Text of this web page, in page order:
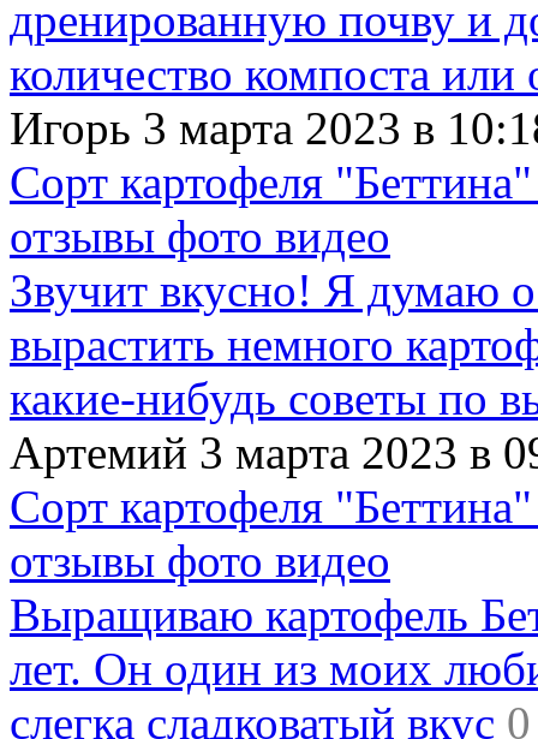
дренированную почву и
количество компоста
Игорь 3 марта 2023 в
Сорт картофеля
отзывы фото видео
Звучит вкусно! Я думаю
вырастить немного
какие-нибудь советы по
Артемий 3 марта 2023 в
Сорт картофеля
отзывы фото видео
Выращиваю картофель
лет. Он один из моих
слегка сладковатый вкус 0